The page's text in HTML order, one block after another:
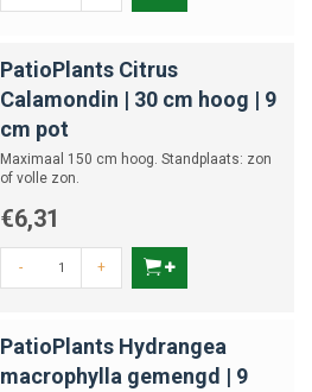
PatioPlants Citrus
Calamondin | 30 cm hoog | 9
cm pot
Maximaal 150 cm hoog. Standplaats: zon
of volle zon.
€6,31
- +
PatioPlants Hydrangea
macrophylla gemengd | 9